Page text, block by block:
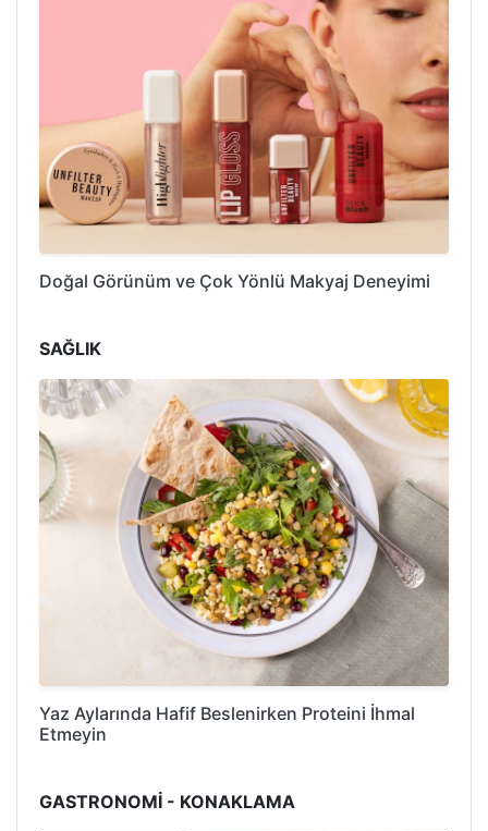
Doğal Görünüm ve Çok Yönlü Makyaj Deneyimi
SAĞLIK
Yaz Aylarında Hafif Beslenirken Proteini İhmal
Etmeyin
GASTRONOMİ - KONAKLAMA